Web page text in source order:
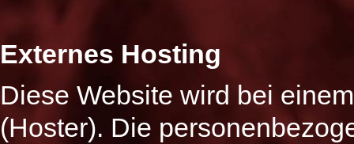
Externes Hosting
Diese Website wird bei
(Hoster). Die